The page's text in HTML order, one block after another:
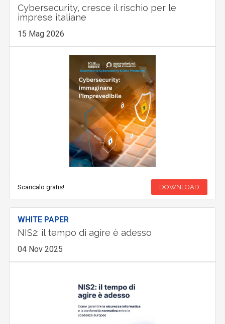
Cybersecurity, cresce il rischio per le
imprese italiane
15 Mag 2026
Scaricalo gratis! DOWNLOAD
WHITE PAPER
NIS2: il tempo di agire è adesso
04 Nov 2025